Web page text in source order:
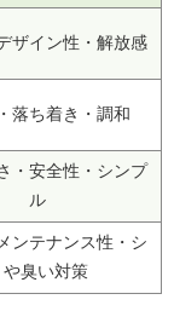
ザイン性・解放感
落ち着き・調和
・安全性・シンプ
ル
ンテナンス性・シ
や臭い対策